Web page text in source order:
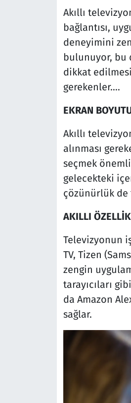
Akıllı
bağlantısı,
deneyimini
bulunuyor, bu
dikkat
gerekenler….
EKRAN
Akıllı
alınması
seçmek
gelecekteki
çözünürlük
AKILLI
Televizyonun
TV, Tizen
zengin
tarayıcıları
da Amazon
sağlar.